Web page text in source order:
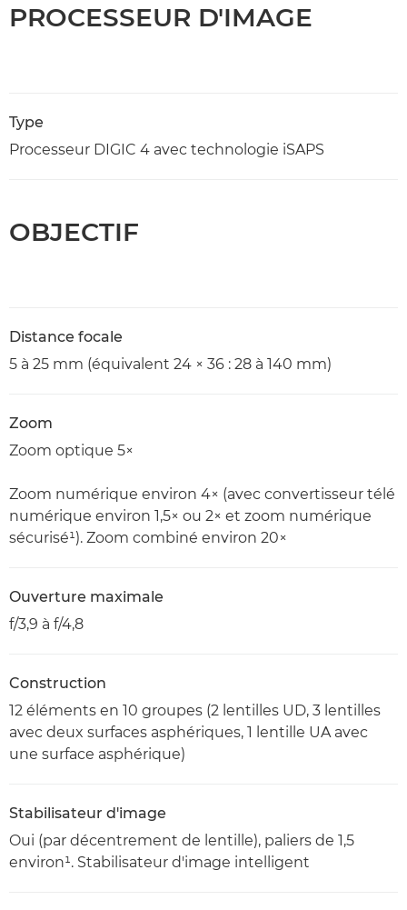
PROCESSEUR D'IMAGE
Type
Processeur DIGIC 4 avec technologie iSAPS
OBJECTIF
Distance focale
5 à 25 mm (équivalent 24 × 36 : 28 à 140 mm)
Zoom
Zoom optique 5×
Zoom numérique environ 4× (avec convertisseur télé
numérique environ 1,5× ou 2× et zoom numérique
sécurisé¹). Zoom combiné environ 20×
Ouverture maximale
f/3,9 à f/4,8
Construction
12 éléments en 10 groupes (2 lentilles UD, 3 lentilles
avec deux surfaces asphériques, 1 lentille UA avec
une surface asphérique)
Stabilisateur d'image
Oui (par décentrement de lentille), paliers de 1,5
environ¹. Stabilisateur d'image intelligent